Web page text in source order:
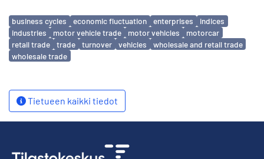
Avainsanat
business cycles economic fluctuation enterprises
indices
industries
motor vehicle trade motor vehicles
motorcar
retail trade
trade turnover vehicles
wholesale and retail trade
wholesale trade
Tietueen kaikki tiedot